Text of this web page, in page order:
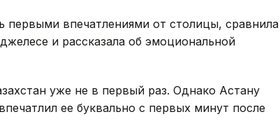
первыми впечатлениями от столицы, сравнила
и рассказала об эмоциональной
уже не в первый раз. Однако Астану
ее буквально с первых минут после